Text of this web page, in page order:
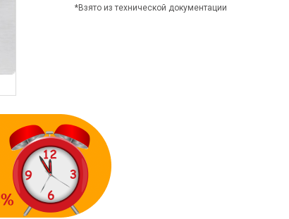
*Взято из технической документации